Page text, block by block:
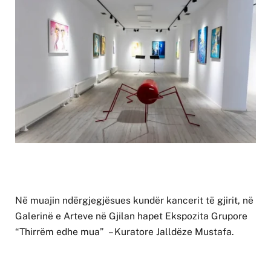
Në muajin ndërgjegjësues kundër kancerit të gjirit, në
Galerinë e Arteve në Gjilan hapet Ekspozita Grupore
“Thirrëm edhe mua” – Kuratore Jalldëze Mustafa.